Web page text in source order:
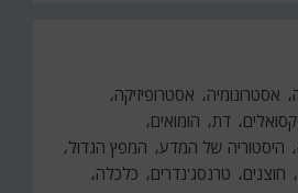
אסטרונומיה
אסטרופיזיקה
דת הומואים
היסטוריה של המדע המפץ הגדול
חוצנים טרנסג'נדרים
כלכלה